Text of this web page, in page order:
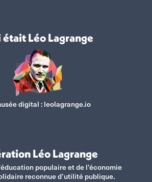
Léo Lagrange
digital :leolagrange.io
Léo Lagrange
populaire et de l'économie
reconnue d’utilité publique.